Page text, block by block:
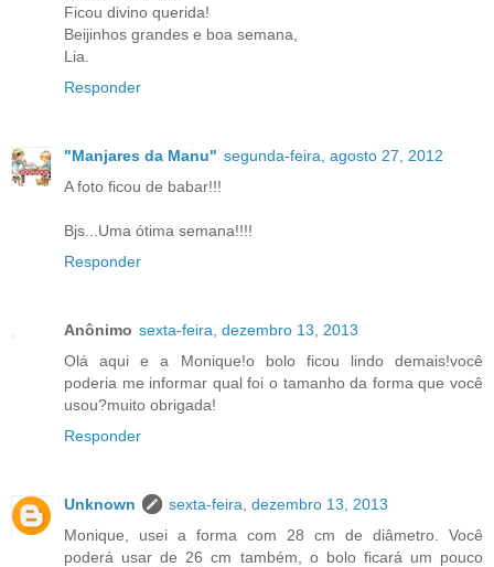
Ficou divino querida!
Beijinhos grandes e boa semana,
Lia.
Responder
"Manjares da Manu" segunda-feira, agosto 27, 2012
A foto ficou de babar!!!
Bjs...Uma ótima semana!!!!
Responder
Anônimo sexta-feira, dezembro 13, 2013
Olá aqui e a Monique!o bolo ficou lindo demais!você
poderia me informar qual foi o tamanho da forma que você
usou?muito obrigada!
Responder
Unknown
sexta-feira, dezembro 13, 2013
Monique, usei a forma com 28 cm de diâmetro. Você
poderá usar de 26 cm também, o bolo ficará um pouco